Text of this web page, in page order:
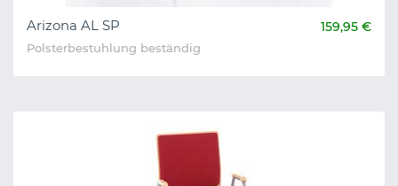
Arizona AL SP 159,95 €
Polsterbestuhlung beständig